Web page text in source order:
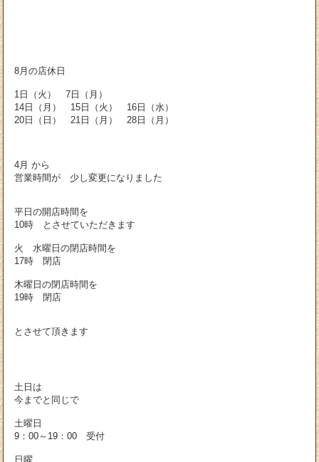
8月の店休日
1日（火） 7日（月）
14日（月） 15日（火） 16日（水）
20日（日） 21日（月） 28日（月）
4月 から
営業時間が 少し変更になりました
平日の開店時間を
10時 とさせていただきます
火 水曜日の閉店時間を
17時 閉店
木曜日の閉店時間を
19時 閉店
とさせて頂きます
土日は
今までと同じで
土曜日
9：00～19：00 受付
日曜